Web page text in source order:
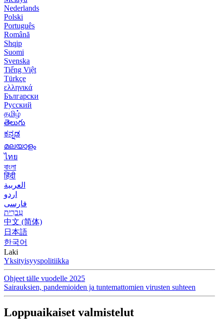
Nederlands
Polski
Português
Română
Shqip
Suomi
Svenska
Tiếng Việt
Türkçe
ελληνικά
Български
Русский
தமிழ்
తెలుగు
ಕನ್ನಡ
മലയാളം
ไทย
বাংলা
हिंदी
العربية
اردو
فارسی
עִברִית
中文 (简体)
日本語
한국어
Laki
Yksityisyyspolitiikka
Ohjeet tälle vuodelle 2025
Sairauksien, pandemioiden ja tuntemattomien virusten suhteen
Loppuaikaiset valmistelut